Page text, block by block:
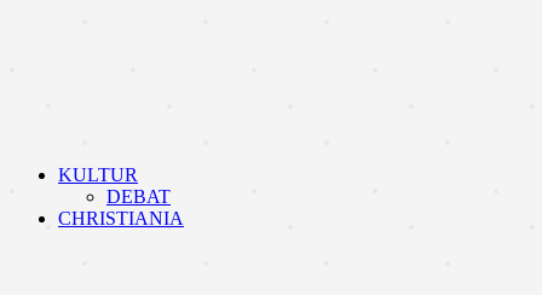
KULTUR
DEBAT
CHRISTIANIA